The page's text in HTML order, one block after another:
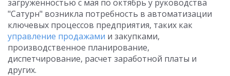
загруженностью с мая по октябрь у руководства
"Сатурн" возникла потребность в автоматизации
ключевых процессов предприятия, таких как
управление продажами и закупками,
производственное планирование,
диспетчирование, расчет заработной платы и
других.